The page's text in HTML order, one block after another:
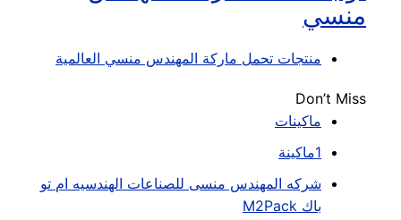
منتجات تحمل ماركة المهندس منسي العالمية
Don’t Miss
ماكينات
شركه المهندس منسى للصناعات الهندسيه ام تو
باك M2Pack